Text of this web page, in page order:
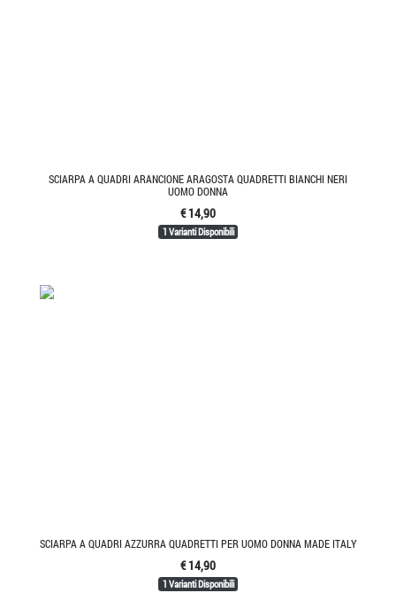
SCIARPA A QUADRI ARANCIONE ARAGOSTA QUADRETTI BIANCHI NERI
UOMO DONNA
€ 14,90
1 Varianti Disponibili
SCIARPA A QUADRI AZZURRA QUADRETTI PER UOMO DONNA MADE ITALY
€ 14,90
1 Varianti Disponibili